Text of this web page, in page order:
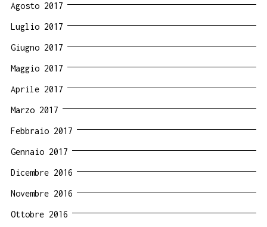
Agosto 2017
Luglio 2017
Giugno 2017
Maggio 2017
Aprile 2017
Marzo 2017
Febbraio 2017
Gennaio 2017
Dicembre 2016
Novembre 2016
Ottobre 2016